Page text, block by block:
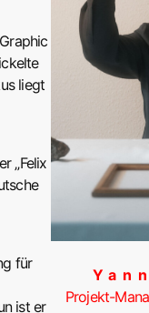
liegt
„Felix
für
ist er
Projekt-